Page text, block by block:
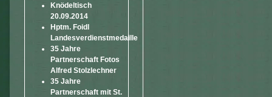
Knödeltisch
20.09.2014
Hptm. Foidl
Landesverdienstmedaille
35 Jahre
Partnerschaft Fotos
Alfred Stolzlechner
35 Jahre
Partnerschaft mit St.